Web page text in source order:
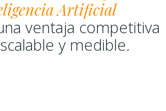
Artificial
ventaja competitiva
y medible.